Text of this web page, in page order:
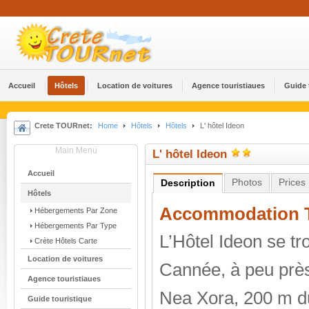
Accueil Hôtels Location de voitures Agence touristiaues Guide
Crete TOURnet: Home Hôtels Hôtels L' hôtel Ideon
Main Menu
Accueil
Hôtels
Ηébergements Par Zone
Ηébergements Par Type
Crète Hôtels Carte
Location de voitures
Agence touristiaues
Guide touristique
L' hôtel Ideon
Description Photos Prices
Accommodation
L’Hôtel Ideon se
Cannée, à peu
Nea Xora, 200 m